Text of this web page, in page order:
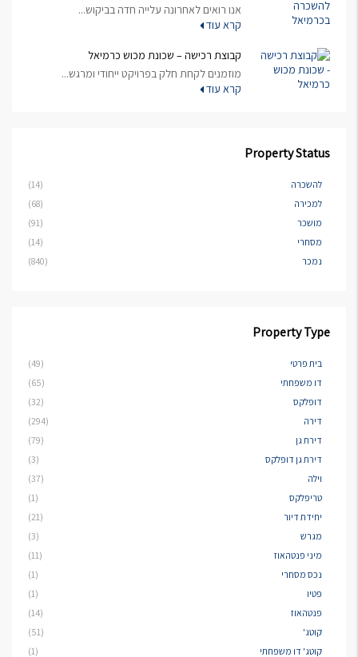
אנו רואים לאחרונה עלייה חדה בביקוש...
קרא עוד
קבוצת רכישה – שכונת מכוש כרמיאל
מוזמנים לקחת חלק בפרויקט ייחודי ומרגש...
קרא עוד
Property Status
להשכרה
(14)
למכירה
(68)
מושכר
(91)
מסחרי
(14)
נמכר
(840)
Property Type
בית פרטי
(49)
דו משפחתי
(65)
דופלקס
(32)
דירה
(294)
דירת גן
(79)
דירת גן דופלקס
(3)
וילה
(37)
טריפלקס
(1)
יחידת דיור
(21)
מגרש
(3)
מיני פנטהאוז
(11)
נכס מסחרי
(1)
פטיו
(1)
פנטהאוז
(14)
קוטג'
(51)
קוטג' דו משפחתי
(1)